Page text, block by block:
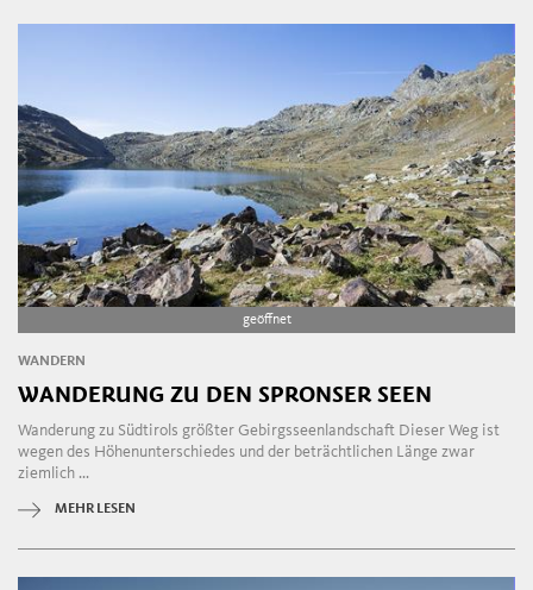
geöffnet
WANDERN
WANDERUNG ZU DEN SPRONSER SEEN
Wanderung zu Südtirols größter Gebirgsseenlandschaft Dieser Weg ist
wegen des Höhenunterschiedes und der beträchtlichen Länge zwar
ziemlich ...
MEHR LESEN